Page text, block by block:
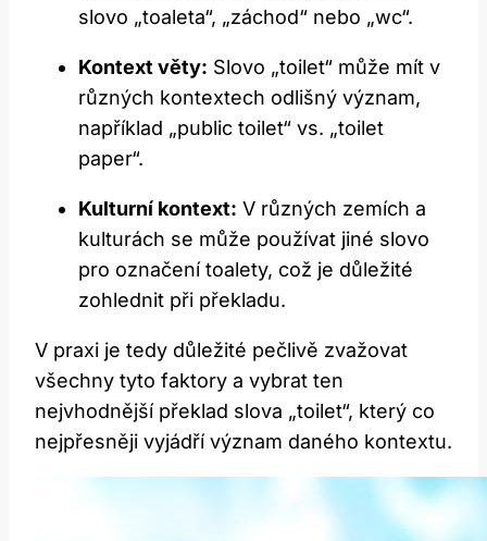
slovo „toaleta“, „záchod“ nebo „wc“.
Kontext věty: Slovo „toilet“ může mít v
různých kontextech odlišný význam,
například „public toilet“ vs. „toilet
paper“.
Kulturní kontext: V různých zemích a
kulturách se může používat jiné slovo
pro označení toalety, což je důležité
zohlednit při překladu.
V praxi je tedy důležité pečlivě zvažovat
všechny tyto faktory a vybrat ten
nejvhodnější překlad slova „toilet“, který co
nejpřesněji vyjádří význam daného kontextu.